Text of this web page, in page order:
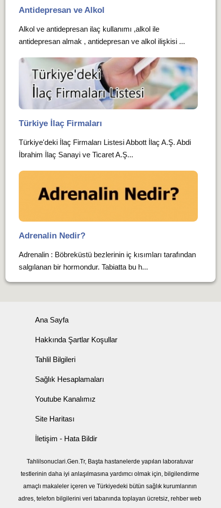
Antidepresan ve Alkol
Alkol ve antidepresan ilaç kullanımı ,alkol ile
antidepresan almak , antidepresan ve alkol ilişkisi ...
Türkiye İlaç Firmaları
Türkiye'deki İlaç Firmaları Listesi Abbott İlaç A.Ş. Abdi
İbrahim İlaç Sanayi ve Ticaret A.Ş...
Adrenalin Nedir?
Adrenalin : Böbreküstü bezlerinin iç kısımları tarafından
salgılanan bir hormondur. Tabiatta bu h...
Ana Sayfa
Hakkında Şartlar Koşullar
Tahlil Bilgileri
Sağlık Hesaplamaları
Youtube Kanalımız
Site Haritası
İletişim - Hata Bildir
Tahlilsonuclari.Gen.Tr, Başta hastanelerde yapılan laboratuvar
testlerinin daha iyi anlaşılmasına yardımcı olmak için, bilgilendirme
amaçlı makaleler içeren ve Türkiyedeki bütün sağlık kurumlarının
adres, telefon bilgilerini veri tabanında toplayan ücretsiz, rehber web